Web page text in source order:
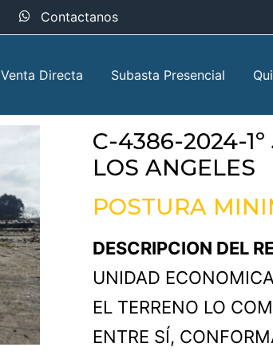
Contactanos
Venta Directa Subasta Presencial
C-4386-2024-
LOS ANGELES
POSTURA
DESCRIPCION DEL
UNIDAD
EL TERRENO LO
ENTRE SÍ,